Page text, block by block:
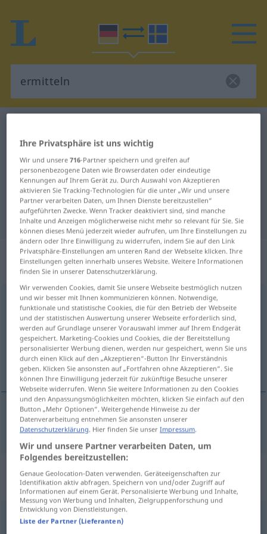
Deutsch-Schwedisch Übersetzung
für "ermitteln"
"ermitteln" Schwedisch
Übersetzung
„ermitteln“: transitives Verb,
transitives Zeitwort
ermittelnv/t
Übersicht aller Übersetzungen
(Für mehr Details die Übersetzung anklicken/antippen)
ta reda på, utforska
redapå,utforska ermitteln
„ermitteln“: intransitives Verb,
intransitives Zeitwort
ermittelnv/i
Ihre Privatsphäre ist uns wichtig
Wir und unsere716-Partner speichern und greifen auf
personenbezogene Daten wie Browserdaten oder eindeutige
Kennungen auf Ihrem Gerät zu. Durch Auswahl von Akzeptieren
aktivieren Sie Tracking-Technologien für die unter „Wir und unsere
Partner verarbeiten Daten, um Ihnen Dienste bereitzustellen“
aufgeführten Zwecke. Wenn Tracker deaktiviert sind, sind manche
Inhalte und Anzeigen möglicherweise nicht mehr so relevant für Sie. Sie
können dieses Menü jederzeit wieder aufrufen, um Ihre Einstellungen zu
ändern oder Ihre Einwilligung zu widerrufen, indem Sie auf den Link
Privatsphäre-Einstellungen am unteren Rand der Webseite klicken. Ihre
Einstellungen gelten innerhalb unseres Website. Weitere Informationen
finden Sie in unserer Datenschutzerklärung.
Wir verwenden Cookies, damit Sie unsere Webseite bestmöglich nutzen
und wir besser mit Ihnen kommunizieren können. Notwendige,
funktionale und statistische Cookies, die für den Betrieb der Webseite
und der statistischen Auswertung unserer Webseite erforderlich sind,
werden auf Grundlage unserer Vorauswahl immer auf Ihrem Endgerät
gespeichert. Marketing-Cookies und Cookies, die der Bereitstellung
personalisierter Werbung dienen, werden nur gespeichert, wenn Sie uns
durch einen Klick auf den „Akzeptieren“-Button Ihr Einverständnis
geben. Klicken Sie ansonsten auf „Fortfahren ohne Akzeptieren“. Sie
können Ihre Einwilligung jederzeit für zukünftige Besuche unserer
Webseite widerrufen. Wenn Sie weitere Informationen zu den Cookies
und den Anpassungsmöglichkeiten möchten, klicken Sie einfach auf den
Button „Mehr Optionen“. Weitergehende Hinweise zu der
Datenverarbeitung entnehmen Sie ansonsten unserer
Datenschutzerklärung. Hier finden Sie unserImpressum.
Wir und unsere Partner verarbeiten Daten, um
Folgendes bereitzustellen:
Genaue Geolocation-Daten verwenden. Geräteeigenschaften zur
Identifikation aktiv abfragen. Speichern von und/oder Zugriff auf
Informationen auf einem Gerät. Personalisierte Werbung und Inhalte,
Messung von Werbung und Inhalten, Zielgruppenforschung und
Entwicklung von Dienstleistungen.
Liste der Partner (Lieferanten)